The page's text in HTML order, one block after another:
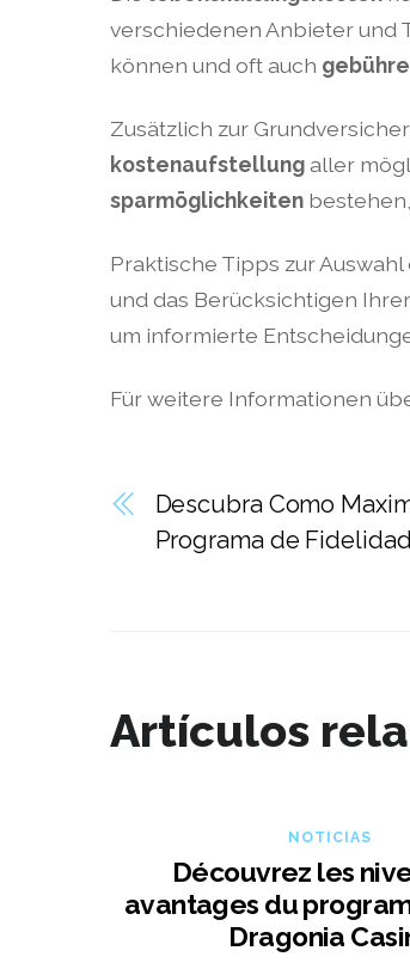
verschiedenen Anbieter und
können und oft auch
Zusätzlich zur
kostenaufstellungaller
sparmöglichkeiten
Praktische Tipps zur
und das Berücksichtigen
um informierte
Für weitere Informationen
Descubra Como
Programa de
Artículos
NOTICIAS
Découvrez les
avantages du
Dragonia